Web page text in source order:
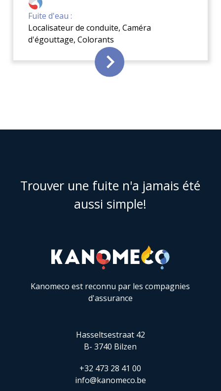
Fuite d'eau :
Localisateur de conduite, Caméra
d'égouttage, Colorants
Trouver une fuite n'a jamais été
aussi simple!
Kanomeco est reconnu par les compagnies
d'assurance
Hasseltsestraat 42
B- 3740 Bilzen
+32 473 28 41 00
info@kanomeco.be